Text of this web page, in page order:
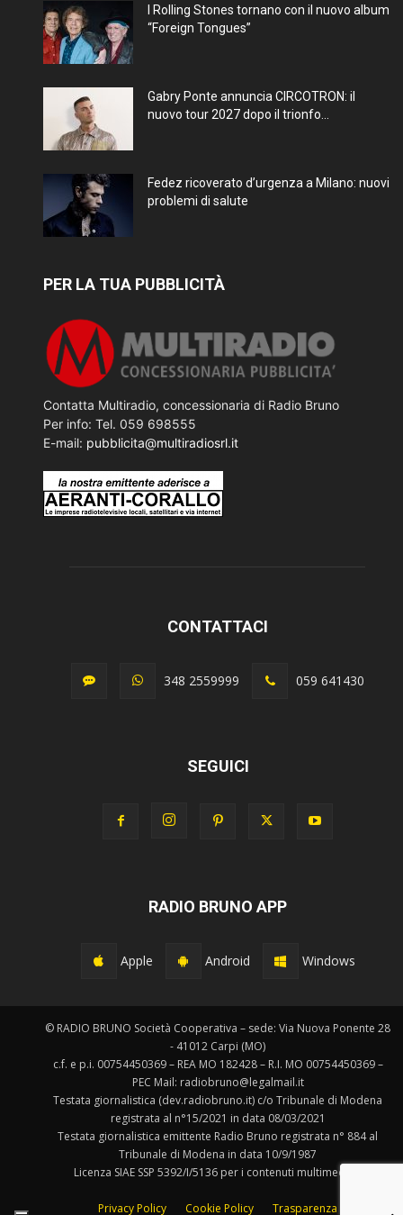
I Rolling Stones tornano con il nuovo album
“Foreign Tongues”
Gabry Ponte annuncia CIRCOTRON: il
nuovo tour 2027 dopo il trionfo...
Fedez ricoverato d’urgenza a Milano: nuovi
problemi di salute
PER LA TUA PUBBLICITÀ
Contatta Multiradio, concessionaria di Radio Bruno
Per info: Tel. 059 698555
E-mail: pubblicita@multiradiosrl.it
CONTATTACI
348 2559999 059 641430
SEGUICI
RADIO BRUNO APP
Apple Android Windows
© RADIO BRUNO Società Cooperativa – sede: Via Nuova Ponente 28
- 41012 Carpi (MO)
c.f. e p.i. 00754450369 – REA MO 182428 – R.I. MO 00754450369 –
PEC Mail: radiobruno@legalmail.it
Testata giornalistica (dev.radiobruno.it) c/o Tribunale di Modena
registrata al n°15/2021 in data 08/03/2021
Testata giornalistica emittente Radio Bruno registrata n° 884 al
Tribunale di Modena in data 10/9/1987
Licenza SIAE SSP 5392/I/5136 per i contenuti multimediali.
Privacy Policy Cookie Policy Trasparenza